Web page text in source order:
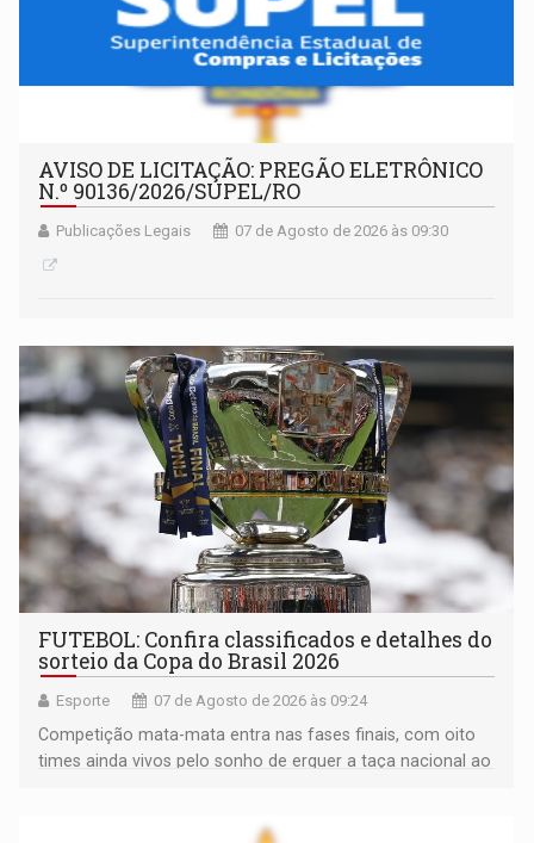
AVISO DE LICITAÇÃO: PREGÃO ELETRÔNICO
N.º 90136/2026/SUPEL/RO
Publicações Legais 07 de Agosto de 2026 às 09:30
FUTEBOL: Confira classificados e detalhes do
sorteio da Copa do Brasil 2026
Esporte 07 de Agosto de 2026 às 09:24
Competição mata-mata entra nas fases finais, com oito
times ainda vivos pelo sonho de erguer a taça nacional ao